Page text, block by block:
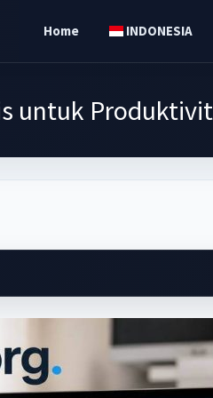
Home INDONESIA
untuk